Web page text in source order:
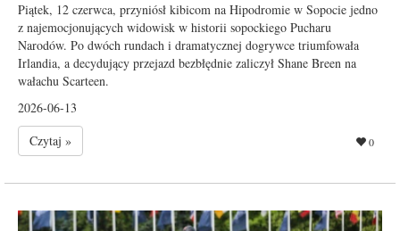
Piątek, 12 czerwca, przyniósł kibicom na Hipodromie w Sopocie jedno
z najemocjonujących widowisk w historii sopockiego Pucharu
Narodów. Po dwóch rundach i dramatycznej dogrywce triumfowała
Irlandia, a decydujący przejazd bezbłędnie zaliczył Shane Breen na
wałachu Scarteen.
2026-06-13
Czytaj »
0